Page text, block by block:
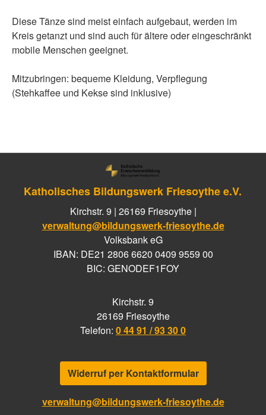
Diese Tänze sind meist einfach aufgebaut, werden im
Kreis getanzt und sind auch für ältere oder eingeschränkt
mobile Menschen geeignet.
Mitzubringen: bequeme Kleidung, Verpflegung
(Stehkaffee und Kekse sind inklusive)
Katholisches Bildungswerk Friesoythe e.V.
Kirchstr. 9 | 26169 Friesoythe |
verwaltung@bildungswerk-friesoythe.de
Volksbank eG
IBAN: DE21 2806 6620 0409 9559 00
BIC: GENODEF1FOY
Kirchstr. 9
26169 Friesoythe
Telefon: 0 44 91 / 93 30 0
Widerruf per Kontaktformular
verwaltung@bildungswerk-friesoythe.de